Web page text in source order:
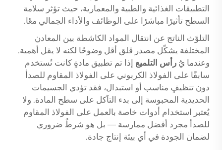
التطبيقات الغذائية والطبية والمعمارية، حيث تؤثر سلامة
السطح تأثيرًا مباشرًا على الوظائف والأداء الجمالي معًا.
التلوّث الناتج عن انتقال المواد الكاشطة بين المعادن
المختلفة يشكّل مصدر قلق أقل وضوحًا لكنه لا يقل أهمية.
وعندما يُ رأس التلميع إذا تم تطبيق مادةٍ كانت تُستخدم
سابقًا على الفولاذ الكربوني على الفولاذ المقاوم للصدأ
دون تنظيفٍ مناسب أو استبدال، فقد تؤدي الجسيمات
الحديدية المحبوسة إلى بدء التآكل على سطح المادة. ولا
يُعتبر استخدام أدوات خاصة بالعمل على الفولاذ المقاوم
للصدأ مجرد أفضل ممارسة — بل هو شرطٌ ضروري
لضمان الجودة في أي بيئة إنتاج جادة.